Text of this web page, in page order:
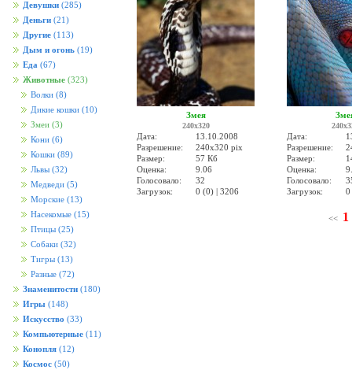
Девушки (285)
Деньги (21)
Другие (113)
Дым и огонь (19)
Еда (67)
Животные (323)
Волки (8)
Дикие кошки (10)
Змеи (3)
Кони (6)
Кошки (89)
Львы (32)
Медведи (5)
Морские (13)
Насекомые (15)
Птицы (25)
Собаки (32)
Тигры (13)
Разные (72)
Знаменитости (180)
Игры (148)
Искусство (33)
Компьютерные (11)
Конопля (12)
Космос (50)
Змея
240x320
Дата:
13.10.2008
Разрешение:
240x320 pix
Размер:
57 Кб
Оценка:
9.06
Голосовало:
32
Загрузок:
0 (0) | 3206
Дата:
Разрешение:
Размер:
Оценка:
Голосовало:
Загрузок:
0
<< 1